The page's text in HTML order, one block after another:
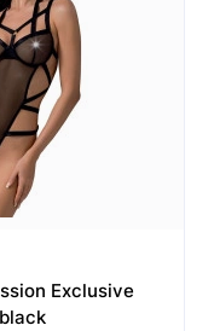
с жемчужной
Exciterrr
мотора
Exclusive